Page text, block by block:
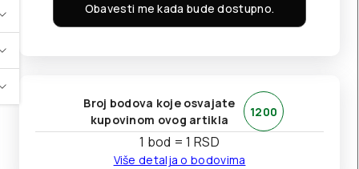
Obavesti me kada bude dostupno.
Broj bodova koje osvajate
kupovinom ovog artikla
1200
1 bod = 1 RSD
Više detalja o bodovima